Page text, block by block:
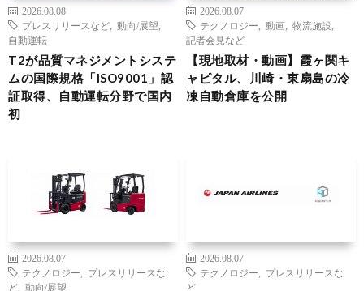
2026.08.08
プレスリリースなど
動向/展望
自動運転
T2が品質マネジメントシステ
ムの国際規格「ISO9001」認
証取得、自動運転分野で国内
初
2026.08.07
テクノロジー
動画 物流施設
記者会見など
【現地取材・動画】霞ヶ関キ
ャピタル、川崎・東扇島の冷
凍自動倉庫を公開
2026.08.07
テクノロジー
プレスリリースな
ど
動向/展望
2026.08.07
テクノロジー
プレスリリースな
ど